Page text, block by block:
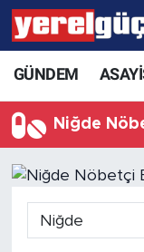
GÜNDEM
Niğde